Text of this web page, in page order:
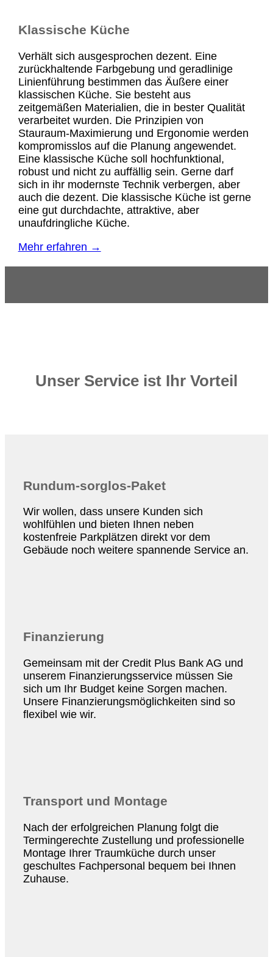
Klassische Küche
Verhält sich ausgesprochen dezent. Eine
zurückhaltende Farbgebung und geradlinige
Linienführung bestimmen das Äußere einer
klassischen Küche. Sie besteht aus
zeitgemäßen Materialien, die in bester Qualität
verarbeitet wurden. Die Prinzipien von
Stauraum-Maximierung und Ergonomie werden
kompromisslos auf die Planung angewendet.
Eine klassische Küche soll hochfunktional,
robust und nicht zu auffällig sein. Gerne darf
sich in ihr modernste Technik verbergen, aber
auch die dezent. Die klassische Küche ist gerne
eine gut durchdachte, attraktive, aber
unaufdringliche Küche.
Mehr erfahren →
Unser Service ist Ihr Vorteil
Rundum-sorglos-Paket
Wir wollen, dass unsere Kunden sich
wohlfühlen und bieten Ihnen neben
kostenfreie Parkplätzen direkt vor dem
Gebäude noch weitere spannende Service an.
Finanzierung
Gemeinsam mit der Credit Plus Bank AG und
unserem Finanzierungsservice müssen Sie
sich um Ihr Budget keine Sorgen machen.
Unsere Finanzierungsmöglichkeiten sind so
flexibel wie wir.
Transport und Montage
Nach der erfolgreichen Planung folgt die
Termingerechte Zustellung und professionelle
Montage Ihrer Traumküche durch unser
geschultes Fachpersonal bequem bei Ihnen
Zuhause.